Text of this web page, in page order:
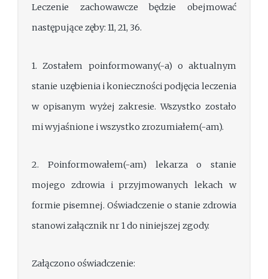
Leczenie zachowawcze będzie obejmować
następujące zęby: 11, 21, 36.
1. Zostałem poinformowany(-a) o aktualnym
stanie uzębienia i konieczności podjęcia leczenia
w opisanym wyżej zakresie. Wszystko zostało
mi wyjaśnione i wszystko zrozumiałem(-am).
2. Poinformowałem(-am) lekarza o stanie
mojego zdrowia i przyjmowanych lekach w
formie pisemnej. Oświadczenie o stanie zdrowia
stanowi załącznik nr 1 do niniejszej zgody.
Załączono oświadczenie: